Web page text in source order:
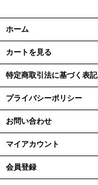
ホーム
カートを見る
特定商取引法に基づく表記
プライバシーポリシー
お問い合わせ
マイアカウント
会員登録